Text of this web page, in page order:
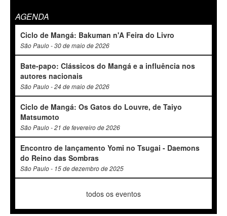
AGENDA
Ciclo de Mangá: Bakuman n'A Feira do Livro
São Paulo - 30 de maio de 2026
Bate-papo: Clássicos do Mangá e a influência nos
autores nacionais
São Paulo - 24 de maio de 2026
Ciclo de Mangá: Os Gatos do Louvre, de Taiyo
Matsumoto
São Paulo - 21 de fevereiro de 2026
Encontro de lançamento Yomi no Tsugai - Daemons
do Reino das Sombras
São Paulo - 15 de dezembro de 2025
todos os eventos